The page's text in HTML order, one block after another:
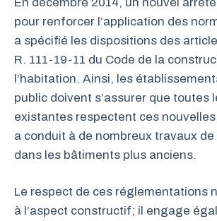
pour renforcer l’application des
a spécifié les dispositions des
R. 111-19-11 du Code de la
l’habitation. Ainsi, les
public doivent s’assurer que toutes
existantes respectent ces
a conduit à de nombreux travaux
dans les bâtiments plus anciens.
Le respect de ces réglementations
à l’aspect constructif; il engage